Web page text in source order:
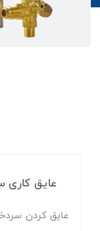
عایق کاری سردخانه ۱۰۰
عایق کردن